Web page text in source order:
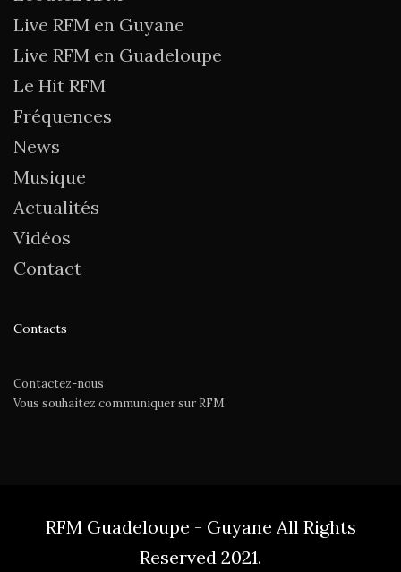
Live RFM en Guyane
Live RFM en Guadeloupe
Le Hit RFM
Fréquences
News
Musique
Actualités
Vidéos
Contact
Contacts
Contactez-nous
Vous souhaitez communiquer sur RFM
RFM Guadeloupe - Guyane All Rights
Reserved 2021.